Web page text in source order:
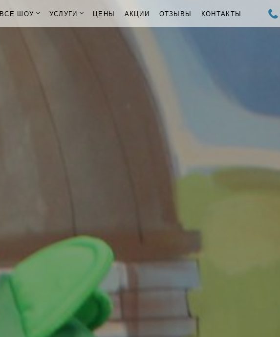
ВСЕ ШОУ УСЛУГИ ЦЕНЫ АКЦИИ ОТЗЫВЫ КОНТАКТЫ